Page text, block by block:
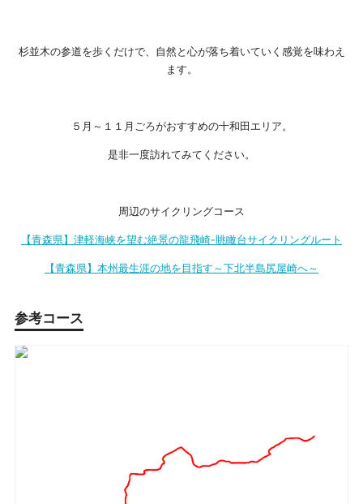
杉並木の参道を歩くだけで、自然と心が落ち着いていく感覚を味わえ
ます。
５月～１１月ごろがおすすめの十和田エリア。
是非一度訪れてみてください。
周辺のサイクリングコース
【青森県】津軽海峡を望む絶景の龍飛崎-眺瞰台サイクリングルート
【青森県】本州最生涯の地を目指す～下北半島尻屋崎へ～
参考コース